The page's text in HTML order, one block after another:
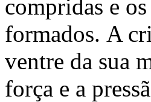
compridas e
formados. A
ventre da sua
força e a